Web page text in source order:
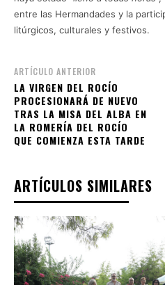
entre las Hermandades y la
litúrgicos, culturales y festivos.
ARTÍCULO ANTERIOR
LA VIRGEN DEL ROCÍO
PROCESIONARÁ DE NUEVO
TRAS LA MISA DEL ALBA EN
LA ROMERÍA DEL ROCÍO
QUE COMIENZA ESTA TARDE
ARTÍCULOS SIMILARES